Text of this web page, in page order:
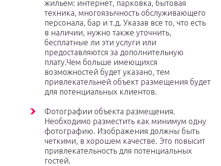
жильем: интернет, парковка, бытовая
техника, многоязычность обслуживающего
персонала, бар и т.д. Указав все то, что есть
в наличии, нужно также уточнить,
бесплатные ли эти услуги или
предоставляются за дополнительную
плату.Чем больше имеющихся
возможностей будет указано, тем
привлекательней объект размещения будет
для потенциальных клиентов.
Фотографии объекта размещения.
Необходимо разместить как минимум одну
фотографию. Изображения должны быть
четкими, в хорошем качестве. Это повысит
привлекательность для потенциальных
гостей.